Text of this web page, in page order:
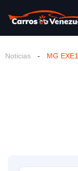
Noticias - MG